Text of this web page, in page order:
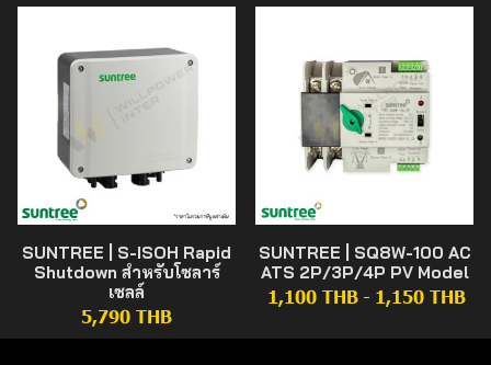
SUNTREE | S-ISOH Rapid
Shutdown สำหรับโซลาร์
เซลล์
5,790 THB
SUNTREE | SQ8W-100 AC
ATS 2P/3P/4P PV Model
1,100 THB - 1,150 THB